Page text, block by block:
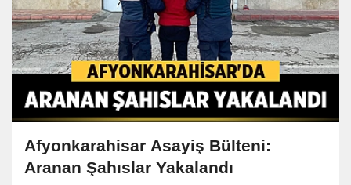
Afyonkarahisar Asayiş Bülteni:
Aranan Şahıslar Yakalandı